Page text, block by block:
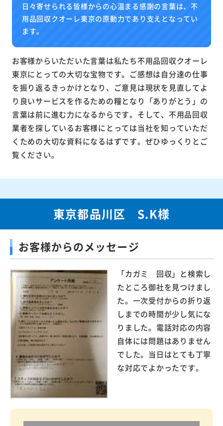
日々寄せられる皆様からの心温まる感謝の言葉は、不
用品回収クオーレ東京の原動力であり支えとなってい
ます。
お客様からいただいた言葉は私たち不用品回収クオーレ
東京にとっての大切な宝物です。ご感想は自分達の仕事
を振り返るきっかけとなり、ご意見は現状を見直してよ
り良いサービスを作るための糧となり「ありがとう」の
言葉は前に進む力になるからです。そして、不用品回収
業者を探しているお客様にとっては当社を知っていただ
くための大切な資料になるはずです。ぜひゆっくりとご
覧ください。
東京都品川区 S.K様
お客様からのメッセージ
「カガミ 回収」と検索し
たところ御社を見つけまし
た。一次受付からの折り返
しまでの時間が少し気にな
りました。電話対応の内容
自体には問題はありません
でした。当日はとても丁寧
な対応でよかったです。